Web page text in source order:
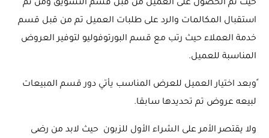
حيث تم الحصول على العميل من قبل قسم التسويق ومن ثم
استقبال المكالمات والرد على طلبات العميل تم من قبل قسم
خدمة العملاء حيث رتب مع قسم البورتوفوليو لتوفير العروض
المناسبة للعميل.
ًوبعد اختيار العميل للعرض المناسب يأتي دور قسم المبيعات
لبيعه عروض تم تحديدها سابقا.
ولا يقتصر الأمر على الشراء الأول للزبون حيث لابد من رضى